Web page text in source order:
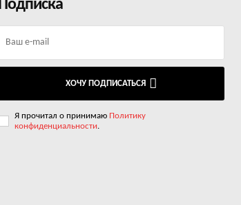
Подписка
ХОЧУ ПОДПИСАТЬСЯ
Я прочитал о принимаю Политику
конфиденциальности.